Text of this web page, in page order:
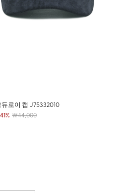
로이 캡 J75332010
41% ￦44,000